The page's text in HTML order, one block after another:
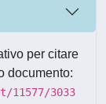
per citare
documento:
3033